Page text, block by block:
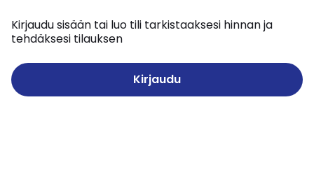
Kirjaudu sisään tai luo tili tarkistaaksesi hinnan ja
tehdäksesi tilauksen
Kirjaudu